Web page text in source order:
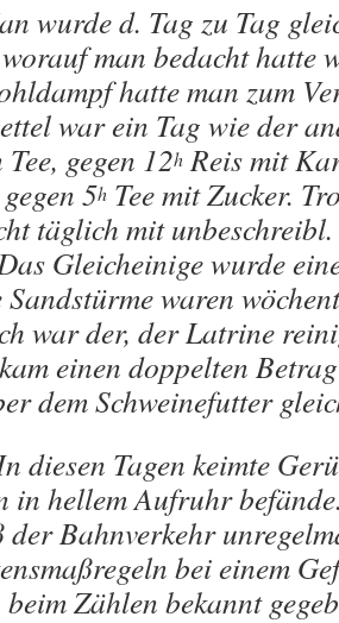
wurde d. Tag zu Tag
man bedacht hatte
hatte man zum
war ein Tag wie der
gegen 12h Reis mit
5h Tee mit Zucker.
täglich mit
Gleicheinige wurde
Sandstürme waren
war der, der Latrine
einen doppelten
dem Schweinefutter
diesen Tagen keimte
in hellem Aufruhr
Bahnverkehr
bei einem
Zählen bekannt